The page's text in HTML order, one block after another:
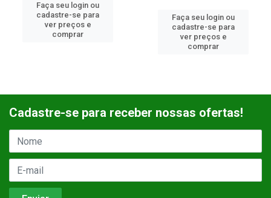
Faça seu login ou
cadastre-se para
ver preços e
comprar
Faça seu login ou
cadastre-se para
ver preços e
comprar
Cadastre-se para receber nossas ofertas!